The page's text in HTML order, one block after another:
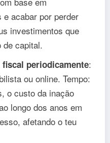
acabar por perder
investimentos que
de capital.
periodicamente:
ou online. Tempo:
o custo da inação
longo dos anos em
afetando o teu